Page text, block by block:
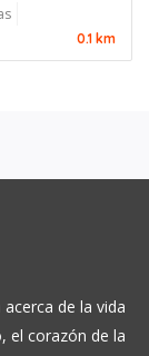
0.1 km
de la vida
el corazón de la